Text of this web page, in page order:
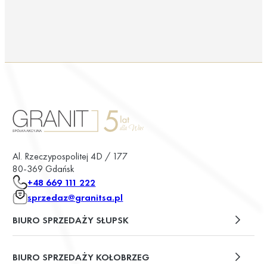
Al. Rzeczypospolitej 4D / 177
80-369 Gdańsk
+48 669 111 222
sprzedaz@granitsa.pl
BIURO SPRZEDAŻY SŁUPSK
plac Władysława Broniewskiego 13/u2
BIURO SPRZEDAŻY KOŁOBRZEG